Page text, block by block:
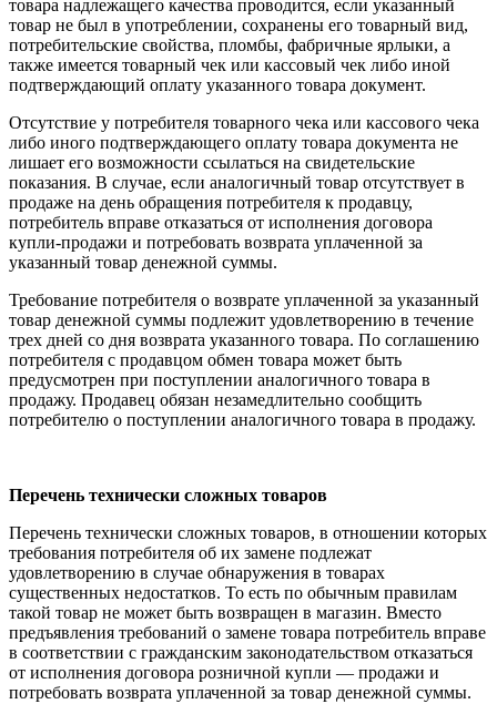
товара надлежащего качества проводится, если указанный
товар не был в употреблении, сохранены его товарный вид,
потребительские свойства, пломбы, фабричные ярлыки, а
также имеется товарный чек или кассовый чек либо иной
подтверждающий оплату указанного товара документ.
Отсутствие у потребителя товарного чека или кассового чека
либо иного подтверждающего оплату товара документа не
лишает его возможности ссылаться на свидетельские
показания. В случае, если аналогичный товар отсутствует в
продаже на день обращения потребителя к продавцу,
потребитель вправе отказаться от исполнения договора
купли-продажи и потребовать возврата уплаченной за
указанный товар денежной суммы.
Требование потребителя о возврате уплаченной за указанный
товар денежной суммы подлежит удовлетворению в течение
трех дней со дня возврата указанного товара. По соглашению
потребителя с продавцом обмен товара может быть
предусмотрен при поступлении аналогичного товара в
продажу. Продавец обязан незамедлительно сообщить
потребителю о поступлении аналогичного товара в продажу.
Перечень технически сложных товаров
Перечень технически сложных товаров, в отношении которых
требования потребителя об их замене подлежат
удовлетворению в случае обнаружения в товарах
существенных недостатков. То есть по обычным правилам
такой товар не может быть возвращен в магазин. Вместо
предъявления требований о замене товара потребитель вправе
в соответствии с гражданским законодательством отказаться
от исполнения договора розничной купли — продажи и
потребовать возврата уплаченной за товар денежной суммы.